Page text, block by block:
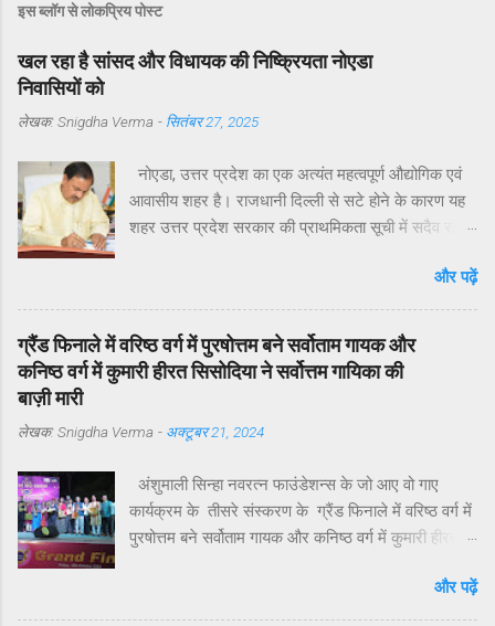
इस ब्लॉग से लोकप्रिय पोस्ट
खल रहा है सांसद और विधायक की निष्क्रियता नोएडा
निवासियों को
लेखक: Snigdha Verma - सितंबर 27, 2025
नोएडा, उत्तर प्रदेश का एक अत्यंत महत्वपूर्ण औद्योगिक एवं
आवासीय शहर है। राजधानी दिल्ली से सटे होने के कारण यह
शहर उत्तर प्रदेश सरकार की प्राथमिकता सूची में सदैव रहा
विगत वर्षों में नोएडा, ग्रेटर नोएडा और यमुना एक्सप्रेसवे क्षेत्रों
का अभूतपूर्व दौरा किया है।परंतु, यह अत्यंत खेदजनक है कि
स्थानीय सांसद डॉ. महेश शर्मा एवं विधायक श्री पंकज सिंह
नोएडा के विकास में अपेक्षित सक्रियता नहीं दिखा रहे हैं।
नागरिकों द्वारा बार-बार संपर्क करने, ज्ञापन देने व समस्याएँ
नोएडा के विभिन्न सेक्टरों के निवासियों का. आवासीय कल्याण
प्रमुख समस्याओं के हल न होने के कारण जनप्रतिनिधियों की
निष्क्रियता बताया है. उनके अनुसार सांसद और विधायक को
बार-बार अवगत कराने पर भी समस्याओं का समाधान नहीं हो
है।नागरिकों की शिकायतें केवल “कागज़ों में” दर्ज हो रही हैं,
और पढ़ें
ग्रैंड फिनाले में वरिष्ठ वर्ग में पुरषोत्तम बने सर्वोताम गायक और
कनिष्ठ वर्ग में कुमारी हीरत सिसोदिया ने सर्वोत्तम गायिका की
बाज़ी मारी
लेखक: Snigdha Verma - अक्टूबर 21, 2024
अंशुमाली सिन्हा नवरत्न फाउंडेशन्स के जो आए वो गाए
कार्यक्रम के तीसरे संस्करण के ग्रैंड फिनाले में वरिष्ठ वर्ग में
पुरषोत्तम बने सर्वोताम गायक और कनिष्ठ वर्ग में कुमारी हीरत
हीरत नोएडा के पूर्व उद्यान निदेशक के पी सिंह की पौत्री है और
सेक्टर 122 में रहती है. . सेक्टर 33, नोएडा हाट के मुक्त
और पढ़ें